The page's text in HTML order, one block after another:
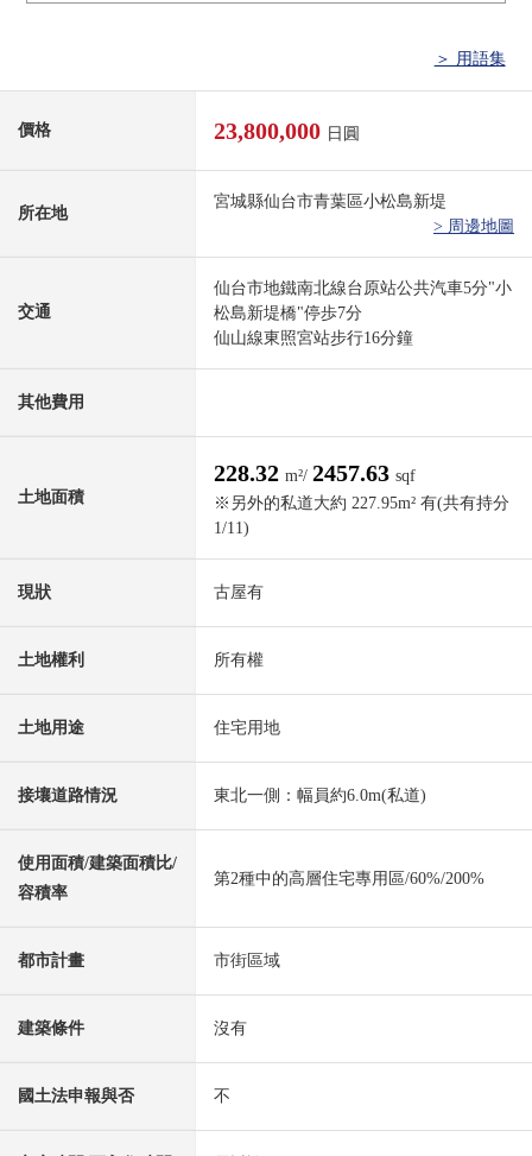
＞ 用語集
價格 23,800,000 日圓
所在地
宮城縣仙台市青葉區小松島新堤
> 周邊地圖
交通
仙台市地鐵南北線台原站公共汽車5分"小
松島新堤橋"停歩7分
仙山線東照宮站步行16分鐘
其他費用
土地面積
228.32 m²/ 2457.63 sqf
※另外的私道大約 227.95m² 有(共有持分
1/11)
現狀 古屋有
土地權利 所有權
土地用途 住宅用地
接壤道路情況 東北一側：幅員約6.0m(私道)
使用面積/建築面積比/
容積率
第2種中的高層住宅專用區/60%/200%
都市計畫 市街區域
建築條件 沒有
國土法申報與否 不